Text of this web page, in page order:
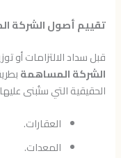
تقييم أصول الشركة
قبل سداد الالتزامات أو
الشركة المساهمة
الحقيقية التي ستُبنى
العقارات.
المعدات.